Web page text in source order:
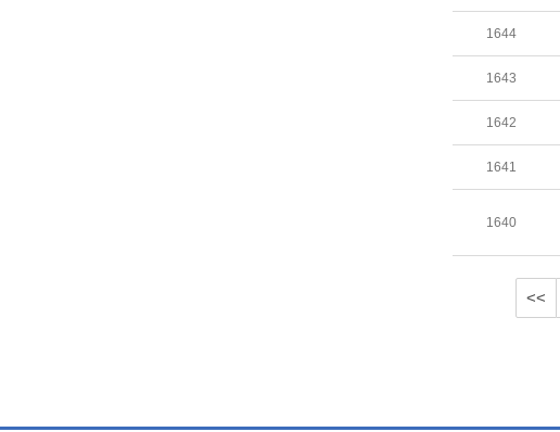
1644
1643
1642
1641
1640
<<